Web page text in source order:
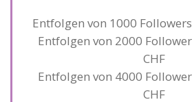
Entfolgen von 1000
Entfolgen von 2000
CHF
Entfolgen von 4000
CHF